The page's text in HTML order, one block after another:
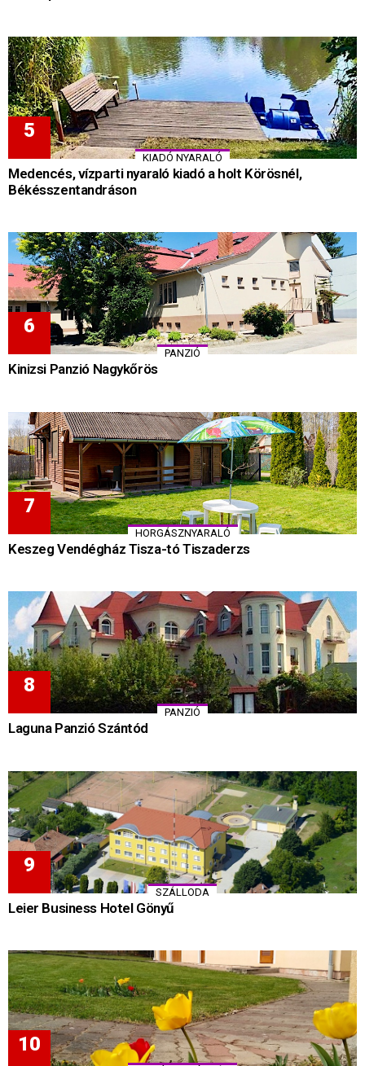
KIADÓ NYARALÓ
Medencés, vízparti nyaraló kiadó a holt Körösnél,
Békésszentandráson
PANZIÓ
Kinizsi Panzió Nagykőrös
HORGÁSZNYARALÓ
Keszeg Vendégház Tisza-tó Tiszaderzs
PANZIÓ
Laguna Panzió Szántód
SZÁLLODA
Leier Business Hotel Gönyű